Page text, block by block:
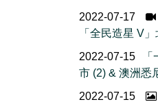
2022-07-17
「全民造星 V
2022-07-15
市 (2) & 澳洲悉
2022-07-15